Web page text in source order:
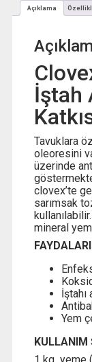
Açıklama
İştah
Tavuklara
oleoresini
üzerinde
clovex’te
sarımsak
mineral
FAYDALARI
İştahı
Yem